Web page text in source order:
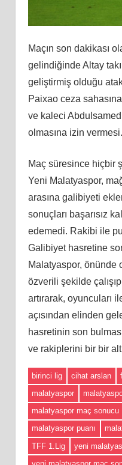
Maçın son dakikası
gelindiğinde Altay
geliştirmiş olduğu
Paixao ceza
ve kaleci
olmasına izin vermesi.
Maç süresince hiçbir
Yeni Malatyaspor,
arasına galibiyeti
sonuçları başarısız
edemedi. Rakibi ile
Galibiyet hasretine
Malatyaspor, önünde
özverili şekilde
artırarak, oyuncuları
açısından elinden
hasretinin son
ve rakiplerini bir bir
birinci lig cihat arslan
malatyaspor
malatyaspor maç sonucu
malatyaspor puanı
TFF 1.Lig
yeni